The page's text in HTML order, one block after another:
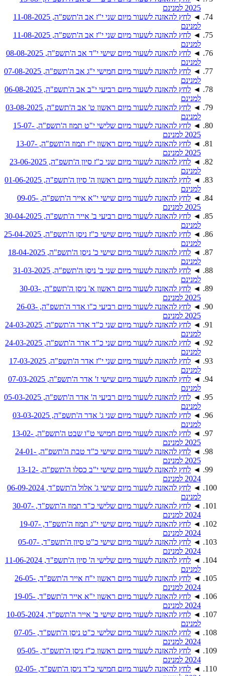
2025 למנינם
◄
לחץ להאזנה לשעור מיום שני י"ז אב ה'תשפ"ה, 11-08-2025
למנינם
◄
לחץ להאזנה לשעור מיום שני י"ז אב ה'תשפ"ה, 11-08-2025
למנינם
◄
לחץ להאזנה לשעור מיום שישי י"ד אב ה'תשפ"ה, 08-08-2025
למנינם
◄
לחץ להאזנה לשעור מיום חמישי י"ג אב ה'תשפ"ה, 07-08-2025
למנינם
◄
לחץ להאזנה לשעור מיום רביעי י"ב אב ה'תשפ"ה, 06-08-2025
למנינם
◄
לחץ להאזנה לשעור מיום ראשון ט' אב ה'תשפ"ה, 03-08-2025
למנינם
◄
לחץ להאזנה לשעור מיום שלישי י"ט תמוז ה'תשפ"ה, 15-07-
2025 למנינם
◄
לחץ להאזנה לשעור מיום ראשון י"ז תמוז ה'תשפ"ה, 13-07-
2025 למנינם
◄
לחץ להאזנה לשעור מיום שני כ"ז סיון ה'תשפ"ה, 23-06-2025
למנינם
◄
לחץ להאזנה לשעור מיום ראשון ה' סיון ה'תשפ"ה, 01-06-2025
למנינם
◄
לחץ להאזנה לשעור מיום שישי י"א אייר ה'תשפ"ה, 09-05-
2025 למנינם
◄
לחץ להאזנה לשעור מיום רביעי ב' אייר ה'תשפ"ה, 30-04-2025
למנינם
◄
לחץ להאזנה לשעור מיום שישי כ"ז ניסן ה'תשפ"ה, 25-04-2025
למנינם
◄
לחץ להאזנה לשעור מיום שישי כ' ניסן ה'תשפ"ה, 18-04-2025
למנינם
◄
לחץ להאזנה לשעור מיום שני ב' ניסן ה'תשפ"ה, 31-03-2025
למנינם
◄
לחץ להאזנה לשעור מיום ראשון א' ניסן ה'תשפ"ה, 30-03-
2025 למנינם
◄
לחץ להאזנה לשעור מיום רביעי כ"ו אדר ה'תשפ"ה, 26-03-
2025 למנינם
◄
לחץ להאזנה לשעור מיום שני כ"ד אדר ה'תשפ"ה, 24-03-2025
למנינם
◄
לחץ להאזנה לשעור מיום שני כ"ד אדר ה'תשפ"ה, 24-03-2025
למנינם
◄
לחץ להאזנה לשעור מיום שני י"ז אדר ה'תשפ"ה, 17-03-2025
למנינם
◄
לחץ להאזנה לשעור מיום שישי ז' אדר ה'תשפ"ה, 07-03-2025
למנינם
◄
לחץ להאזנה לשעור מיום רביעי ה' אדר ה'תשפ"ה, 05-03-2025
למנינם
◄
לחץ להאזנה לשעור מיום שני ג' אדר ה'תשפ"ה, 03-03-2025
למנינם
◄
לחץ להאזנה לשעור מיום חמישי ט"ו שבט ה'תשפ"ה, 13-02-
2025 למנינם
◄
לחץ להאזנה לשעור מיום שישי כ"ד טבת ה'תשפ"ה, 24-01-
2025 למנינם
◄
לחץ להאזנה לשעור מיום שישי י"ב כסלו ה'תשפ"ה, 13-12-
2024 למנינם
◄
לחץ להאזנה לשעור מיום שישי ג' אלול ה'תשפ"ד, 06-09-2024
למנינם
◄
לחץ להאזנה לשעור מיום שלישי כ"ד תמוז ה'תשפ"ד, 30-07-
2024 למנינם
◄
לחץ להאזנה לשעור מיום שישי י"ג תמוז ה'תשפ"ד, 19-07-
2024 למנינם
◄
לחץ להאזנה לשעור מיום שישי כ"ט סיון ה'תשפ"ד, 05-07-
2024 למנינם
◄
לחץ להאזנה לשעור מיום שלישי ה' סיון ה'תשפ"ד, 11-06-2024
למנינם
◄
לחץ להאזנה לשעור מיום ראשון י"ח אייר ה'תשפ"ד, 26-05-
2024 למנינם
◄
לחץ להאזנה לשעור מיום ראשון י"א אייר ה'תשפ"ד, 19-05-
2024 למנינם
◄
לחץ להאזנה לשעור מיום שישי ב' אייר ה'תשפ"ד, 10-05-2024
למנינם
◄
לחץ להאזנה לשעור מיום שלישי כ"ט ניסן ה'תשפ"ד, 07-05-
2024 למנינם
◄
לחץ להאזנה לשעור מיום ראשון כ"ז ניסן ה'תשפ"ד, 05-05-
2024 למנינם
◄
לחץ להאזנה לשעור מיום חמישי כ"ד ניסן ה'תשפ"ד, 02-05-